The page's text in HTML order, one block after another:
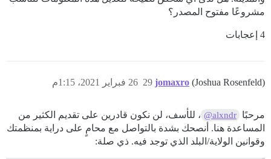
مشروعًا مفتوح المصدر؟
4 إعجابات
jomaxro (Joshua Rosenfeld) 26 فبراير 2021، 1:15م 29
مرحبًا @alxndr ، للأسف، لن نكون قادرين على تقديم الكثير من
المساعدة هنا. أنصحك بشدة بالتواصل مع محامٍ على دراية بمنظمتك
وقوانين الولاية/البلد الذي توجد فيه. ذي صلة: